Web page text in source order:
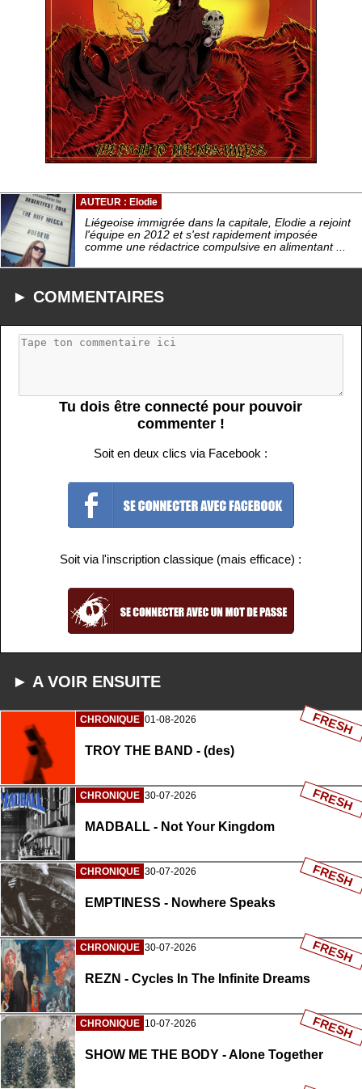
AUTEUR : Elodie
Liégeoise immigrée dans la capitale, Elodie a rejoint
l'équipe en 2012 et s'est rapidement imposée
comme une rédactrice compulsive en alimentant ...
► COMMENTAIRES
Tu dois être connecté pour pouvoir
commenter !
Soit en deux clics via Facebook :
Soit via l'inscription classique (mais efficace) :
► A VOIR ENSUITE
CHRONIQUE 01-08-2026
TROY THE BAND - (des)
FRESH
CHRONIQUE 30-07-2026
MADBALL - Not Your Kingdom
FRESH
CHRONIQUE 30-07-2026
EMPTINESS - Nowhere Speaks
FRESH
CHRONIQUE 30-07-2026
REZN - Cycles In The Infinite Dreams
FRESH
CHRONIQUE 10-07-2026
SHOW ME THE BODY - Alone Together
FRESH